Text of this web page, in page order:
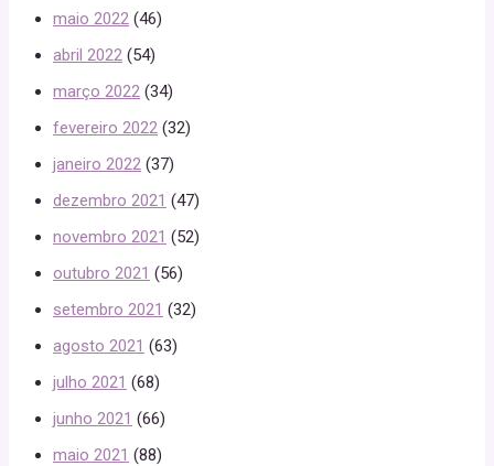
maio 2022 (46)
abril 2022 (54)
março 2022 (34)
fevereiro 2022 (32)
janeiro 2022 (37)
dezembro 2021 (47)
novembro 2021 (52)
outubro 2021 (56)
setembro 2021 (32)
agosto 2021 (63)
julho 2021 (68)
junho 2021 (66)
maio 2021 (88)